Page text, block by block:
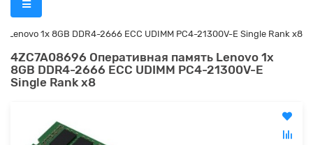
Lenovo 1x 8GB DDR4-2666 ECC UDIMM PC4-21300V-E Single Rank x8
4ZC7A08696 Оперативная память Lenovo 1x
8GB DDR4-2666 ECC UDIMM PC4-21300V-E
Single Rank x8